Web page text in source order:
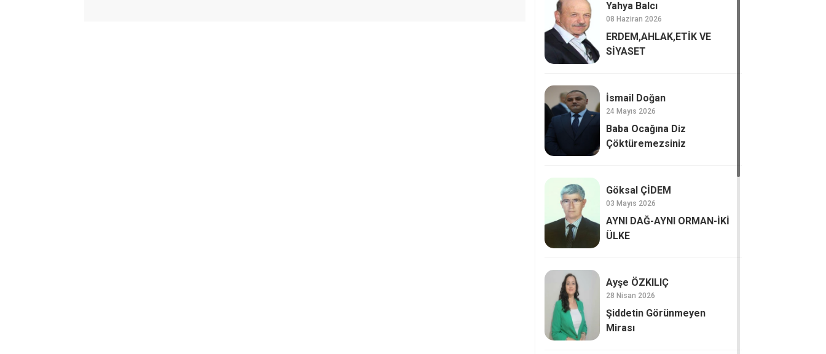
Yahya Balcı
08 Haziran 2026
ERDEM,AHLAK,ETİK VE
SİYASET
İsmail Doğan
24 Mayıs 2026
Baba Ocağına Diz
Çöktüremezsiniz
Göksal ÇİDEM
03 Mayıs 2026
AYNI DAĞ-AYNI ORMAN-İKİ
ÜLKE
Ayşe ÖZKILIÇ
28 Nisan 2026
Şiddetin Görünmeyen
Mirası